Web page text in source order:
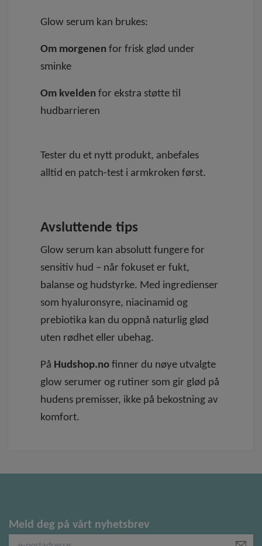
Glow serum kan brukes:
Om morgenen for frisk glød under
sminke
Om kvelden for ekstra støtte til
hudbarrieren
Tester du et nytt produkt, anbefales
alltid en patch-test i armkroken først.
Avsluttende tips
Glow serum kan absolutt fungere for
sensitiv hud – når fokuset er fukt,
balanse og hudstyrke. Med ingredienser
som hyaluronsyre, niacinamid og
prebiotika kan du oppnå naturlig glød
uten rødhet eller ubehag.
På Hudshop.no finner du nøye utvalgte
glow serumer og rutiner som gir glød på
hudens premisser, ikke på bekostning av
komfort.
Meld deg på vårt nyhetsbrev